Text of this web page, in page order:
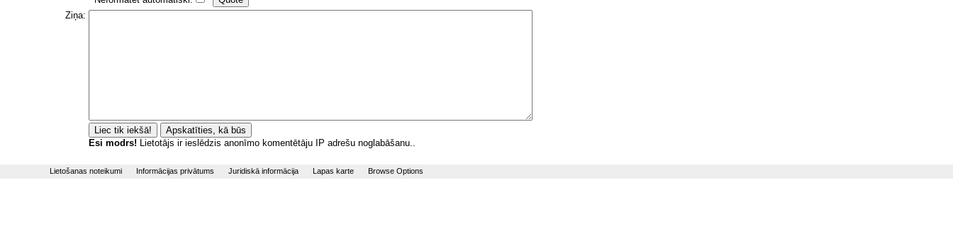
Ziņa:
Esi modrs! Lietotājs ir ieslēdzis anonīmo komentētāju IP adrešu noglabāšanu..
Lietošanas noteikumi Informācijas privātums Juridiskā informācija Lapas karte Browse Options